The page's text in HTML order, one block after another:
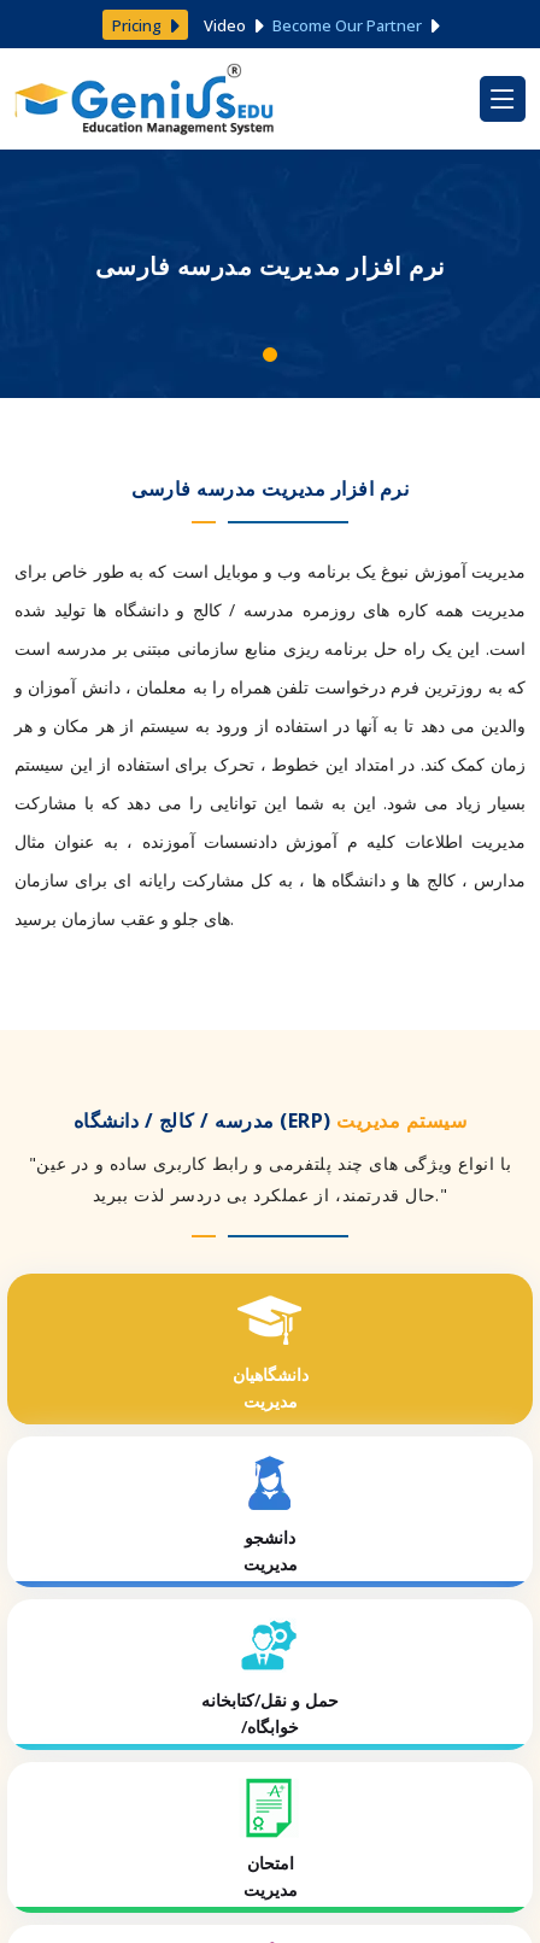
Pricing Video Become Our Partner
نرم افزار مدیریت مدرسه فارسی
نرم افزار مدیریت مدرسه فارسی
مدیریت آموزش نبوغ یک برنامه وب و موبایل است که به طور خاص برای
مدیریت همه کاره های روزمره مدرسه / کالج و دانشگاه ها تولید شده
است. این یک راه حل برنامه ریزی منابع سازمانی مبتنی بر مدرسه است
که به روزترین فرم درخواست تلفن همراه را به معلمان ، دانش آموزان و
والدین می دهد تا به آنها در استفاده از ورود به سیستم از هر مکان و هر
زمان کمک کند. در امتداد این خطوط ، تحرک برای استفاده از این سیستم
بسیار زیاد می شود. این به شما این توانایی را می دهد که با مشارکت
مدیریت اطلاعات کلیه م آموزش دادنسسات آموزنده ، به عنوان مثال
مدارس ، کالج ها و دانشگاه ها ، به کل مشارکت رایانه ای برای سازمان
های جلو و عقب سازمان برسید.
مدرسه / کالج / دانشگاه (ERP) سیستم مدیریت
"با انواع ویژگی های چند پلتفرمی و رابط کاربری ساده و در عین
حال قدرتمند، از عملکرد بی دردسر لذت ببرید."
دانشگاهیان
مدیریت
دانشجو
مدیریت
حمل و نقل/کتابخانه
/خوابگاه
امتحان
مدیریت